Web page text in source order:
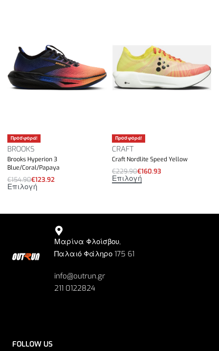
Προσφορά!
BROOKS
Brooks Hyperion 3
Blue/Coral/Papaya
€154.90€123.92
Επιλογή
Προσφορά!
CRAFT
Craft Nordlite Speed Yellow
€229.90€160.93
Επιλογή
Μαρίνα Φλοίσβου,
Παλαιό Φάληρο 175 61
info@outrun.gr
211 0122824
FOLLOW US